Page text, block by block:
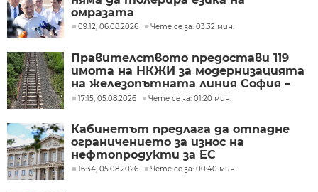
омразата
09:12, 06.08.2026 Чете се за: 03:32 мин.
Правителството предостави 119
имота на НКЖИ за модернизацията
на железопътната линия София –
Пловдив
17:15, 05.08.2026 Чете се за: 01:20 мин.
Кабинетът предлага да отпадне
ограничението за износ на
нефтопродукти за ЕС
16:34, 05.08.2026 Чете се за: 00:40 мин.